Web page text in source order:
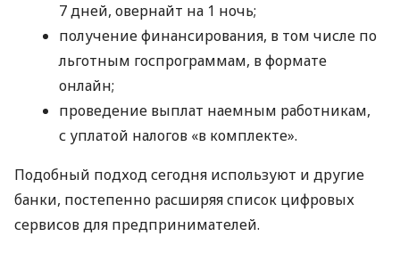
7 дней, овернайт на 1 ночь;
получение финансирования, в том числе по
льготным госпрограммам, в формате
онлайн;
проведение выплат наемным работникам,
с уплатой налогов «в комплекте».
Подобный подход сегодня используют и другие
банки, постепенно расширяя список цифровых
сервисов для предпринимателей.